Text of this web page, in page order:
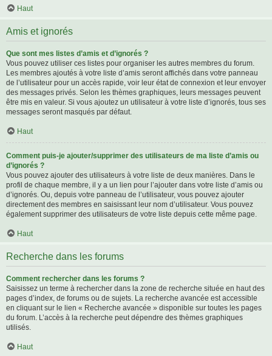
Haut
Amis et ignorés
Que sont mes listes d’amis et d’ignorés ?
Vous pouvez utiliser ces listes pour organiser les autres membres du forum.
Les membres ajoutés à votre liste d’amis seront affichés dans votre panneau
de l’utilisateur pour un accès rapide, voir leur état de connexion et leur envoyer
des messages privés. Selon les thèmes graphiques, leurs messages peuvent
être mis en valeur. Si vous ajoutez un utilisateur à votre liste d’ignorés, tous ses
messages seront masqués par défaut.
Haut
Comment puis-je ajouter/supprimer des utilisateurs de ma liste d’amis ou
d’ignorés ?
Vous pouvez ajouter des utilisateurs à votre liste de deux manières. Dans le
profil de chaque membre, il y a un lien pour l’ajouter dans votre liste d’amis ou
d’ignorés. Ou, depuis votre panneau de l’utilisateur, vous pouvez ajouter
directement des membres en saisissant leur nom d’utilisateur. Vous pouvez
également supprimer des utilisateurs de votre liste depuis cette même page.
Haut
Recherche dans les forums
Comment rechercher dans les forums ?
Saisissez un terme à rechercher dans la zone de recherche située en haut des
pages d’index, de forums ou de sujets. La recherche avancée est accessible
en cliquant sur le lien « Recherche avancée » disponible sur toutes les pages
du forum. L’accès à la recherche peut dépendre des thèmes graphiques
utilisés.
Haut